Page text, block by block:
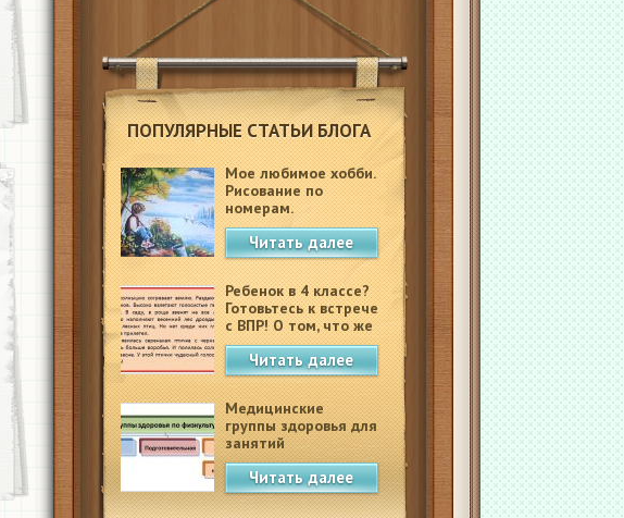
ПОПУЛЯРНЫЕ СТАТЬИ БЛОГА
Мое любимое хобби.
Рисование по
номерам.
Читать далее
Ребенок в 4 классе?
Готовьтесь к встрече
с ВПР! О том, что же
это такое.
Читать далее
Медицинские
группы здоровья для
занятий
физкультурой в
школеЧитать далее